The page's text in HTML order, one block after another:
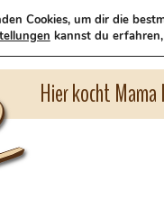
Hier kocht
Cookies, um dir die
kannst du